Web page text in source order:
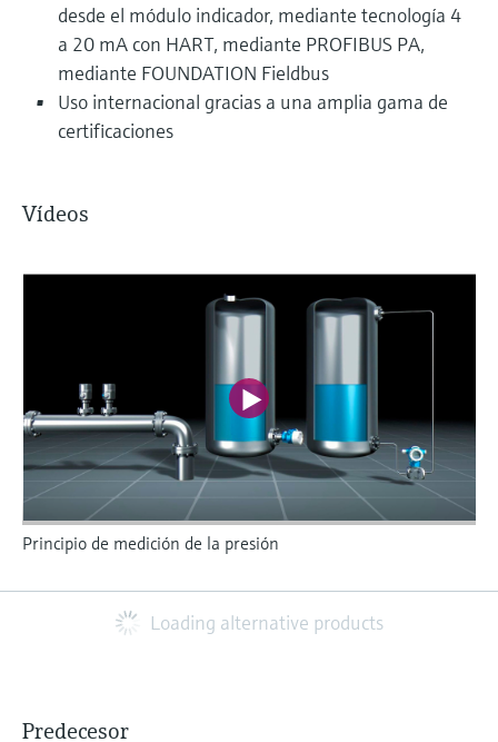
desde el módulo indicador, mediante tecnología 4
a 20 mA con HART, mediante PROFIBUS PA,
mediante FOUNDATION Fieldbus
Uso internacional gracias a una amplia gama de
certificaciones
Vídeos
Principio de medición de la presión
Loading alternative products
Predecesor